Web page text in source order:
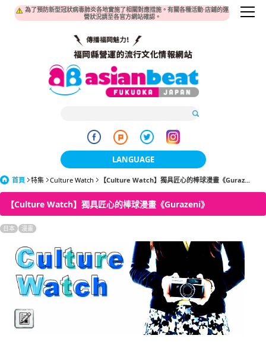
為了預防新型冠狀病毒肺炎各地實施了相關對應措施。有關各種活動·店鋪的運
營狀況請至各官方網站確認。
LANGUAGE
日本語
한국어
繁體中文
English
tiéng Viêt
首頁 特集 Culture Watch 【Culture Watch】獨具匠心的棒球漫畫《Guraz...
【Culture Watch】獨具匠心的棒球漫畫《Gurazeni》
日本 漫畫